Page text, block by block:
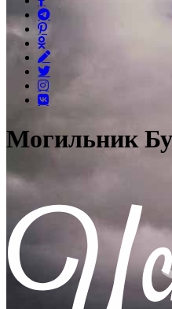
Могильник